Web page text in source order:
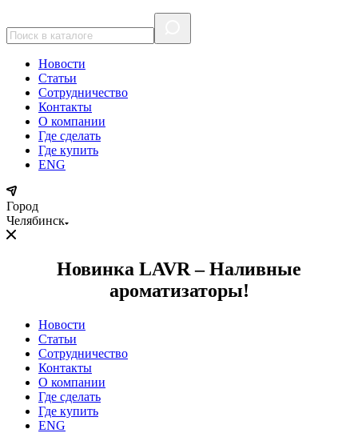
Новости
Статьи
Сотрудничество
Контакты
О компании
Где сделать
Где купить
ENG
Город
Челябинск
Новинка LAVR – Наливные
ароматизаторы!
Новости
Статьи
Сотрудничество
Контакты
О компании
Где сделать
Где купить
ENG